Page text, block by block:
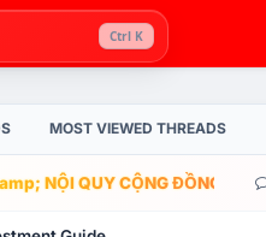
Ctrl K
MOST VIEWED THREADS
NỘI QUY CỘNG ĐỒNG